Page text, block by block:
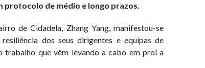
protocolo de médio e longo prazos.
de Cidadela, Zhang Yang, manifestou-se
dos seus dirigentes e equipas de
trabalho que vêm levando a cabo em prol a